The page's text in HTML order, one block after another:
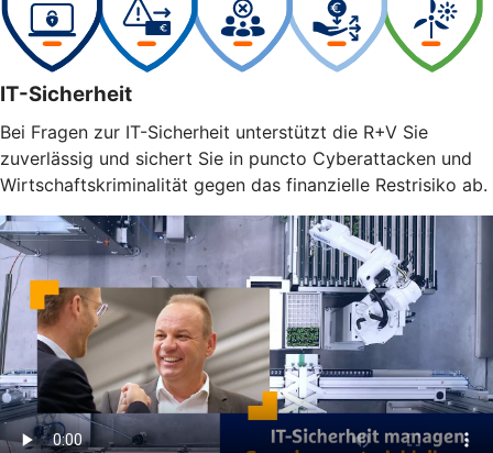
IT-Sicherheit
Bei Fragen zur IT-Sicherheit unterstützt die R+V Sie
zuverlässig und sichert Sie in puncto Cyberattacken und
Wirtschaftskriminalität gegen das finanzielle Restrisiko ab.